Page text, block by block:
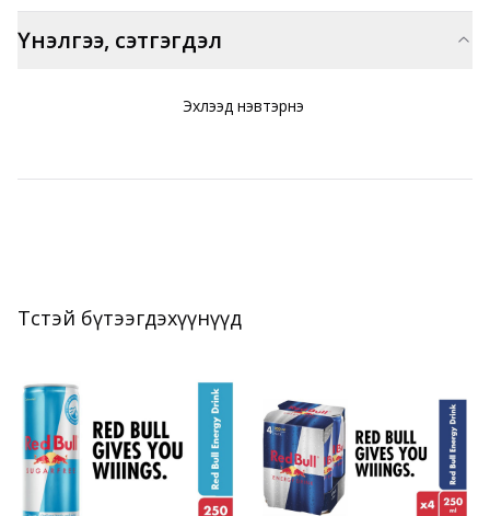
Үнэлгээ, сэтгэгдэл
Эхлээд нэвтэрнэ үү
Төстэй бүтээгдэхүүнүүд